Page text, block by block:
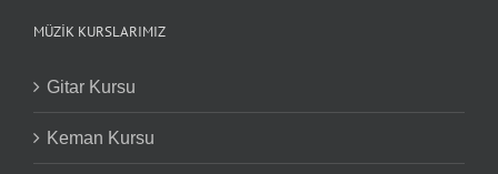
MÜZIK KURSLARIMIZ
Gitar Kursu
Keman Kursu